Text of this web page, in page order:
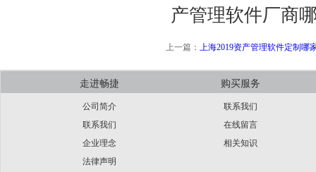
产管理软件厂商
上一篇： 上海2019资产管理软件定制哪
走进畅捷
公司简介
联系我们
企业理念
法律声明
购买服务
联系我们
在线留言
相关知识